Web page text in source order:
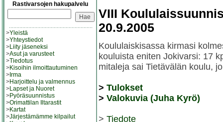
Rastivarsojen hakupalvelu
>Yleistä
>Yhteystiedot
>Liity jäseneksi
>Asut ja varusteet
>Tiedotus
>Kisoihin ilmoittautuminen
> Irma
>Harjoittelu ja valmennus
>Lapset ja Nuoret
>Pyöräsuunnistus
>Orimattilan Iltarastit
>Kartat
>Järjestämämme kilpailut
VIII
20.9.2005
Koululaiskisassa kirmasi
kouluista eniten Jokivarsi: 17
mitaleja sai Tietävälän koulu,
> Tulokset
> Valokuvia (Juha Kyrö)
> Tiedote